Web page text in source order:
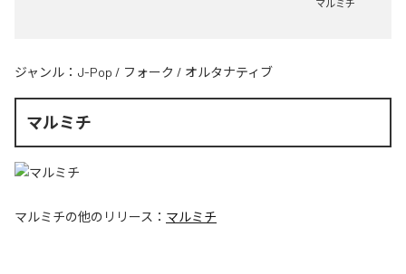
マルミチ
ジャンル： J-Pop / フォーク / オルタナティブ
マルミチ
マルミチの他のリリース： マルミチ